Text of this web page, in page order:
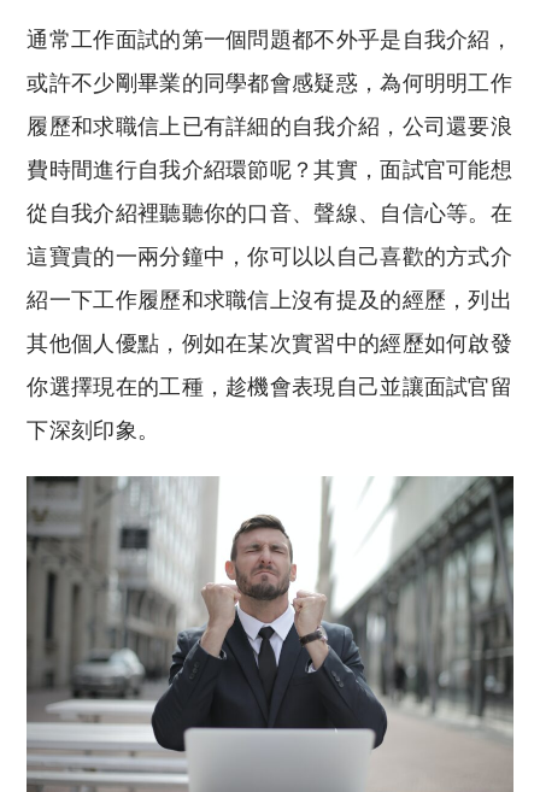
通常工作面試的第一個問題都不外乎是自我介紹，
或許不少剛畢業的同學都會感疑惑，為何明明工作
履歷和求職信上已有詳細的自我介紹，公司還要浪
費時間進行自我介紹環節呢？其實，面試官可能想
從自我介紹裡聽聽你的口音、聲線、自信心等。在
這寶貴的一兩分鐘中，你可以以自己喜歡的方式介
紹一下工作履歷和求職信上沒有提及的經歷，列出
其他個人優點，例如在某次實習中的經歷如何啟發
你選擇現在的工種，趁機會表現自己並讓面試官留
下深刻印象。